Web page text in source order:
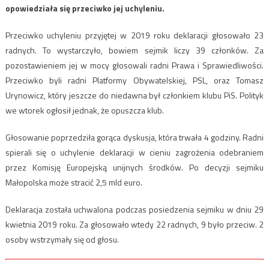
opowiedziała się przeciwko jej uchyleniu.
Przeciwko uchyleniu przyjętej w 2019 roku deklaracji głosowało 23
radnych. To wystarczyło, bowiem sejmik liczy 39 członków. Za
pozostawieniem jej w mocy głosowali radni Prawa i Sprawiedliwości.
Przeciwko byli radni Platformy Obywatelskiej, PSL, oraz Tomasz
Urynowicz, który jeszcze do niedawna był członkiem klubu PiS. Polityk
we wtorek ogłosił jednak, że opuszcza klub.
Głosowanie poprzedziła gorąca dyskusja, która trwała 4 godziny. Radni
spierali się o uchylenie deklaracji w cieniu zagrożenia odebraniem
przez Komisję Europejską unijnych środków. Po decyzji sejmiku
Małopolska może stracić 2,5 mld euro.
Deklaracja została uchwalona podczas posiedzenia sejmiku w dniu 29
kwietnia 2019 roku. Za głosowało wtedy 22 radnych, 9 było przeciw. 2
osoby wstrzymały się od głosu.